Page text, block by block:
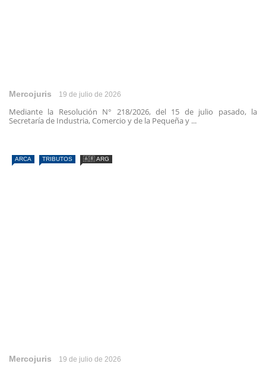
Mercojuris 19 de julio de 2026
Mediante la Resolución N° 218/2026, del 15 de julio pasado, la
Secretaría de Industria, Comercio y de la Pequeña y ...
ARCA TRIBUTOS 🇦🇷 ARG
Mercojuris 19 de julio de 2026